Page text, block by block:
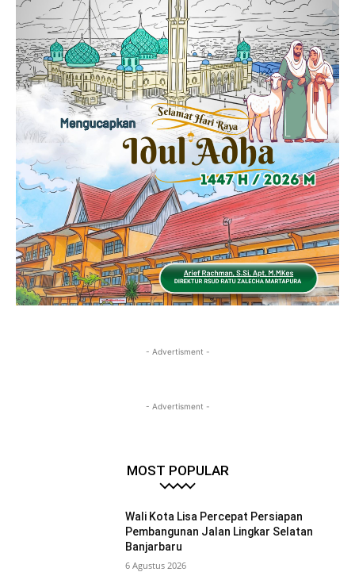
- Advertisment -
- Advertisment -
MOST POPULAR
Wali Kota Lisa Percepat Persiapan
Pembangunan Jalan Lingkar Selatan
Banjarbaru
6 Agustus 2026